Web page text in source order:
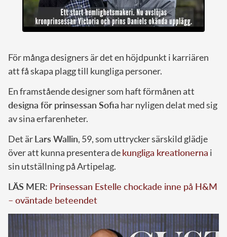
För många designers är det en höjdpunkt i karriären
att få skapa plagg till kungliga personer.
En framstående designer som haft förmånen att
designa för prinsessan Sofia har nyligen delat med sig
av sina erfarenheter.
Det ärLars Wallin, 59, som uttrycker särskild glädje
över att kunna presentera dekungliga kreationerna i
sin utställning på Artipelag.
LÄS MER: Prinsessan Estelle chockade inne på H&M
– oväntade beteendet